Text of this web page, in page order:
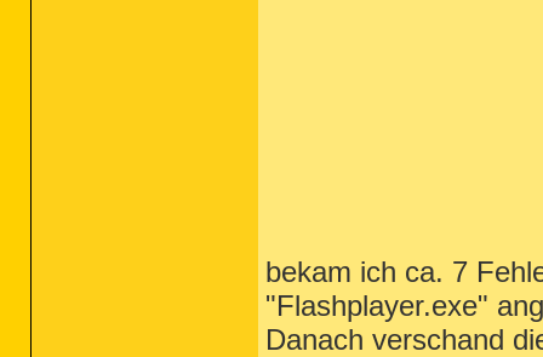
bekam ich ca. 7
"Flashplayer.exe"
Danach verschand